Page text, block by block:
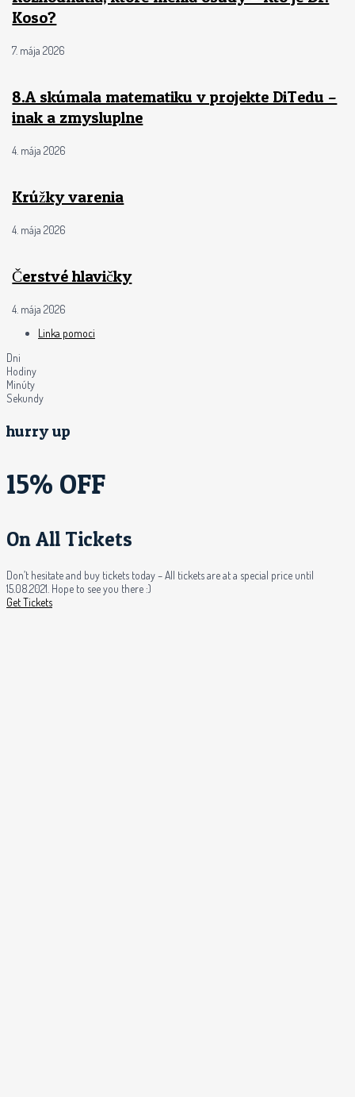
Koso?
7. mája 2026
8.A skúmala matematiku v projekte DiTedu –
inak a zmysluplne
4. mája 2026
Krúžky varenia
4. mája 2026
Čerstvé hlavičky
4. mája 2026
Linka pomoci
Dni
Hodiny
Minúty
Sekundy
hurry up
15% OFF
On All Tickets
Don’t hesitate and buy tickets today – All tickets are at a special price until
15.08.2021. Hope to see you there :)
Get Tickets